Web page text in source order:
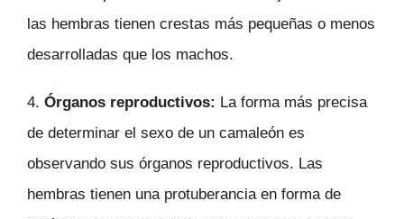
las hembras tienen crestas más pequeñas o menos
desarrolladas que los machos.
4. Órganos reproductivos: La forma más precisa
de determinar el sexo de un camaleón es
observando sus órganos reproductivos. Las
hembras tienen una protuberancia en forma de